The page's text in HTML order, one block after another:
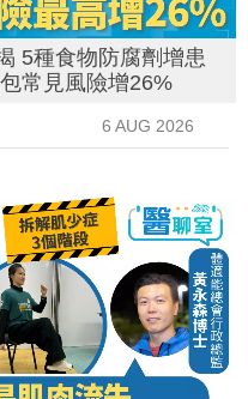
5種食物防腐劑增患
常見風險增26%
6 AUG 2026